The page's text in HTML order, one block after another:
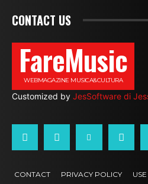
CONTACT US
FareMusic
WEBMAGAZINE MUSICA&CULTURA
Customized by JesSoftware di
CONTACT PRIVACY POLICY